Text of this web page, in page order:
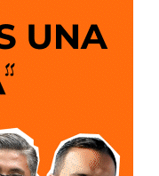
200 escalones
o que los autos
a desnivel.
por lo que no
si está bien o mal
que quieren
se llaman medios